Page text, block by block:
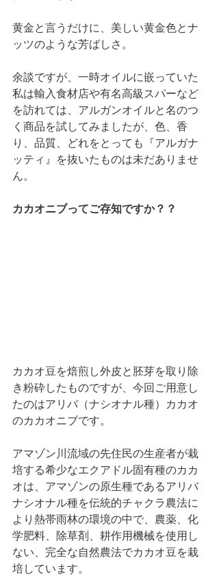
黄金と言うだけに、美しい黄金色とナ
ッツのような芳ばしさ。
余談ですが、一時オイルに嵌っていた
私は輸入食材店や有名高級スパーなど
を訪れては、アルガンオイルと名のつ
く商品を試してみましたが、色、香
り、品質、どれをとっても『アルガナ
ッティ』を抜いたものは未だありませ
ん。
カカオニブってご存知ですか？？
カカオ豆を焙煎し外皮と胚芽を取り除
き粉砕したものですが、今回ご用意し
たのはアリバ（ナシオナル種）カカオ
のカカオニブです。
アマゾン川流域の先住民の生産者が栽
培する希少なエクアドル固有種のカカ
オは、アマゾンの原生種であるアリバ
ナシオナル種を伝統的チャクラ農法に
より熱帯雨林の環境の中で、農薬、化
学肥料、除草剤、耕作用機械を使用し
ない、完全な自然農法でカカオ豆を栽
培しています。